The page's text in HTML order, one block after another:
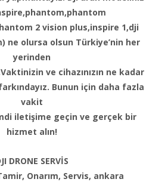
2 vision plus,inspire 1,dji
ne olursa olsun Türkiye’nin her
yerinden
ve cihazınızın ne kadar
Bunun için daha fazla
vakit
iletişime geçin ve gerçek bir
hizmet alın!
DRONE SERVİS
Onarım, Servis, ankara